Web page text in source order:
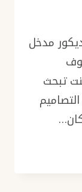
مدخل
تبحث